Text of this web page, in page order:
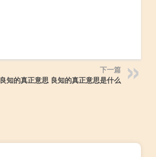
下一篇
良知的真正意思 良知的真正意思是什么